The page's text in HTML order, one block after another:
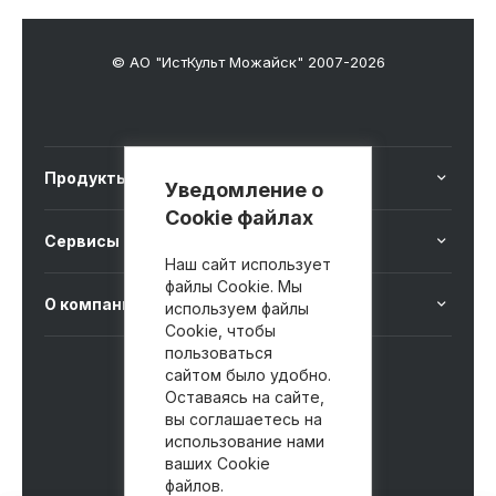
© АО "ИстКульт Можайск" 2007-2026
Продукты
Сервисы
О компании
8 800 100-41-40
Уведомление о
Cookie файлах
Наш сайт использует
файлы Cookie. Мы
используем файлы
Cookie, чтобы
пользоваться
сайтом было удобно.
Оставаясь на сайте,
вы соглашаетесь на
использование нами
ваших Cookie
файлов.